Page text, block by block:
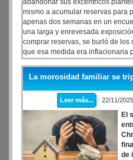
abandonar sus excéntricos
mismo a acumular reservas para
apenas dos semanas en un
una larga y enrevesada
comprar reservas, se burló de
que esa medida era inflacionaria
dólar. La notable marcha atrás
de la renovación del acuerdo con
rechazaban enfáticamente el
de cambio fijo
La morosidad familiar se
Leer más... 22/11/
El
de